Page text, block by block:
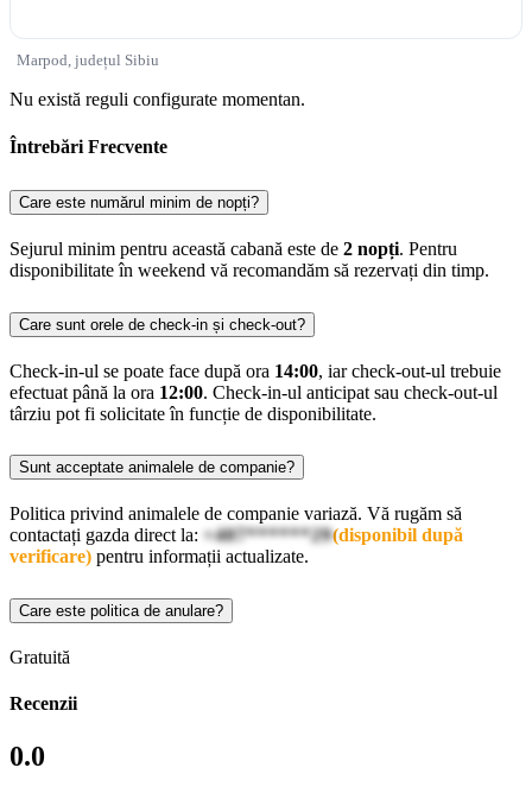
Marpod, județul Sibiu
Nu există reguli configurate momentan.
Întrebări Frecvente
Care este numărul minim de nopți?
Sejurul minim pentru această cabană este de 2 nopți. Pentru
disponibilitate în weekend vă recomandăm să rezervați din timp.
Care sunt orele de check-in și check-out?
Check-in-ul se poate face după ora 14:00, iar check-out-ul trebuie
efectuat până la ora 12:00. Check-in-ul anticipat sau check-out-ul
târziu pot fi solicitate în funcție de disponibilitate.
Sunt acceptate animalele de companie?
Politica privind animalele de companie variază. Vă rugăm să
contactați gazda direct la: +407******29(disponibil după
verificare) pentru informații actualizate.
Care este politica de anulare?
Gratuită
Recenzii
0.0